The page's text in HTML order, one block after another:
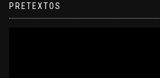
PRETEXTOS